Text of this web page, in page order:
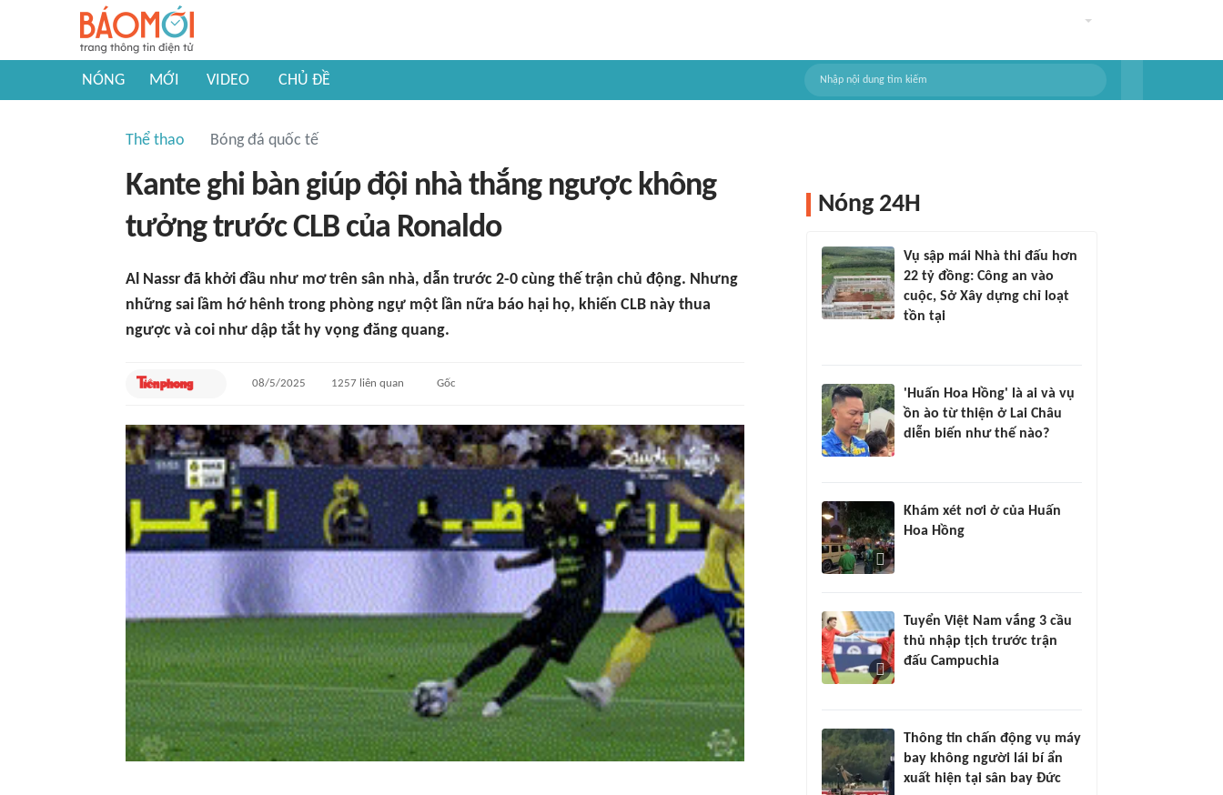
NÓNG MỚI VIDEO CHỦ ĐỀ
Thể thao Bóng đá quốc tế
Kante ghi bàn giúp đội nhà thắng ngược không
tưởng trước CLB của Ronaldo
Al Nassr đã khởi đầu như mơ trên sân nhà, dẫn trước 2-0 cùng thế trận chủ động. Nhưng
những sai lầm hớ hênh trong phòng ngự một lần nữa báo hại họ, khiến CLB này thua
ngược và coi như dập tắt hy vọng đăng quang.
08/5/2025 1257 liên quan Gốc
Nóng 24H
Vụ sập mái Nhà thi đấu hơn
22 tỷ đồng: Công an vào
cuộc, Sở Xây dựng chỉ loạt
tồn tại
'Huấn Hoa Hồng' là ai và vụ
ồn ào từ thiện ở Lai Châu
diễn biến như thế nào?
Khám xét nơi ở của Huấn
Hoa Hồng
Tuyển Việt Nam vắng 3 cầu
thủ nhập tịch trước trận
đấu Campuchia
Thông tin chấn động vụ máy
bay không người lái bí ẩn
xuất hiện tại sân bay Đức